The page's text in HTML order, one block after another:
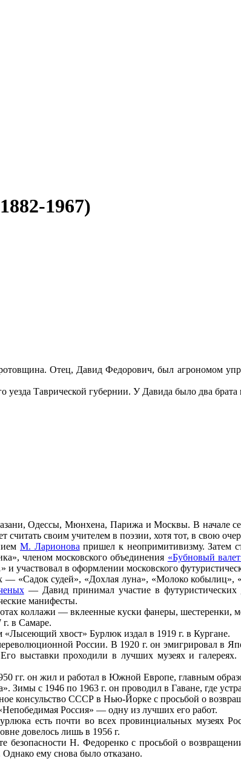
1967)
Отец, Давид Федорович, был агрономом
Таврической губернии. У Давида было два брата
Одессы, Мюнхена, Парижа и Москвы. В начале
считать своим учителем в поэзии, хотя тот, в свою
М. Ларионова пришел к неопримитивизму. Затем
членом московского объединения «Бубновый
и участвовал в оформлении московского
— «Садок судей», «Дохлая луна», «Молоко
— Давид принимал участие в футуристических
манифесты.
коллажи — вклеенные куски фанеры, шестеренки,
г. в Самаре.
хвост» Бурлюк издал в 1919 г. в Кургане.
России. В 1920 г. он эмигрировал в
выставки проходили в лучших музеях и
гг. он жил и работал в Южной Европе, главным
с 1946 по 1963 г. он проводил в Гаване, где
консульство СССР в Нью-Йорке с просьбой о
Россия» — одну из лучших его работ.
есть почти во всех провинциальных музеях
довелось лишь в 1956 г.
Н. Федоренко с просьбой о
ему снова было отказано.